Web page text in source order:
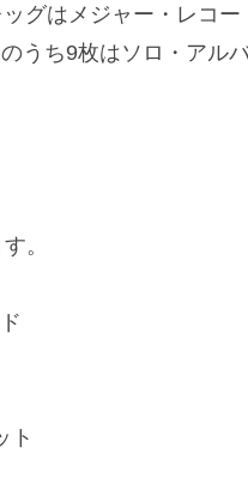
グはメジャー・レコー
うち9枚はソロ・アル
。
ト